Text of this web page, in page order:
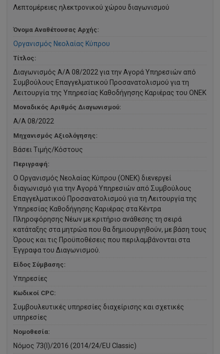
Λεπτομέρειες ηλεκτρονικού χώρου διαγωνισμού
Όνομα Αναθέτουσας Αρχής:
Οργανισμός Νεολαίας Κύπρου
Τίτλος:
Διαγωνισμός Α/Α 08/2022 για την Αγορά Υπηρεσιών από
Συμβούλους Επαγγελματικού Προσανατολισμού για τη
Λειτουργία της Υπηρεσίας Καθοδήγησης Καριέρας του ΟΝΕΚ
Μοναδικός Αριθμός Διαγωνισμού:
Α/Α 08/2022
Μηχανισμός Αξιολόγησης:
Βάσει Τιμής/Κόστους
Περιγραφή:
Ο Οργανισμός Νεολαίας Κύπρου (ΟΝΕΚ) διενεργεί
διαγωνισμό για την Αγορά Υπηρεσιών από Συμβούλους
Επαγγελματικού Προσανατολισμού για τη Λειτουργία της
Υπηρεσίας Καθοδήγησης Καριέρας στα Κέντρα
Πληροφόρησης Νέων με κριτήριο ανάθεσης τη σειρά
κατάταξης στα μητρώα που θα δημιουργηθούν, με βάση τους
Όρους και τις Προϋποθέσεις που περιλαμβάνονται στα
Έγγραφα του Διαγωνισμού.
Είδος Σύμβασης:
Υπηρεσίες
Κωδικοί CPC:
Συμβουλευτικές υπηρεσίες διαχείρισης και σχετικές
υπηρεσίες
Νομοθεσία:
Νόμος 73(I)/2016 (2014/24/EU Classic)